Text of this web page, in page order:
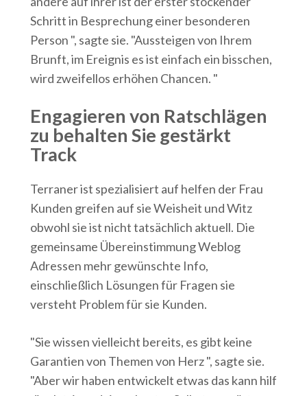
Schritt in Besprechung einer besonderen
Person ", sagte sie. "Aussteigen von Ihrem
Brunft, im Ereignis es ist einfach ein bisschen,
wird zweifellos erhöhen Chancen. "
Engagieren von Ratschlägen
zu behalten Sie gestärkt
Track
Terraner ist spezialisiert auf helfen der Frau
Kunden greifen auf sie Weisheit und Witz
obwohl sie ist nicht tatsächlich aktuell. Die
gemeinsame Übereinstimmung Weblog
Adressen mehr gewünschte Info,
einschließlich Lösungen für Fragen sie
versteht Problem für sie Kunden.
"Sie wissen vielleicht bereits, es gibt keine
Garantien von Themen von Herz ", sagte sie.
"Aber wir haben entwickelt etwas das kann hilf